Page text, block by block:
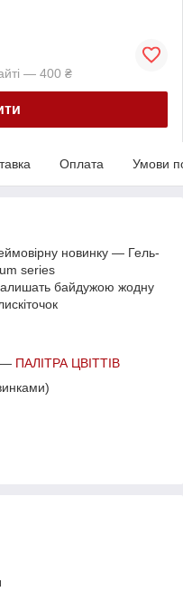
— 400 ₴
Оплата Умови
новинку — Гель-
series
байдужою жодну
— ПАЛІТРА ЦВІТТІВ